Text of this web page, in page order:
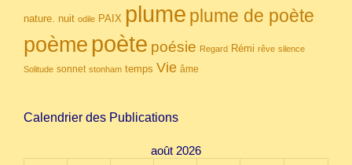
nature. nuit odile PAIX plume plume de poète
poème poète poésie Regard Rémi rêve silence
Solitude sonnet stonham temps Vie âme
Calendrier des Publications
août 2026